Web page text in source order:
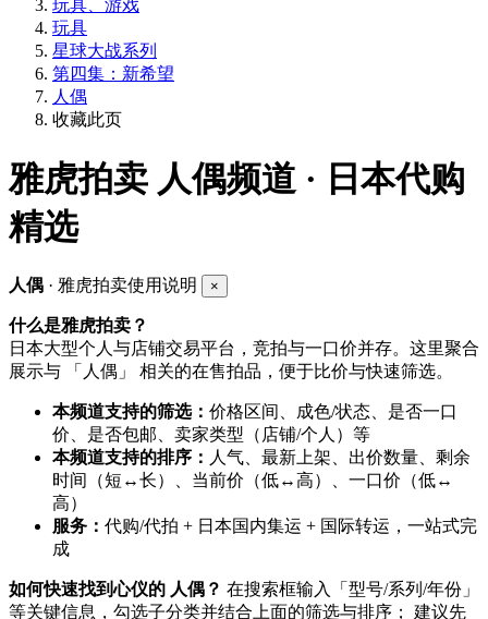
玩具、游戏
玩具
星球大战系列
第四集：新希望
人偶
收藏此页
雅虎拍卖 人偶频道 · 日本代购
精选
人偶 · 雅虎拍卖使用说明 ×
什么是雅虎拍卖？
日本大型个人与店铺交易平台，竞拍与一口价并存。这里聚合
展示与 「人偶」 相关的在售拍品，便于比价与快速筛选。
本频道支持的筛选： 价格区间、成色/状态、是否一口
价、是否包邮、卖家类型（店铺/个人）等
本频道支持的排序： 人气、最新上架、出价数量、剩余
时间（短↔长）、当前价（低↔高）、一口价（低↔
高）
服务： 代购/代拍 + 日本国内集运 + 国际转运，一站式完
成
如何快速找到心仪的 人偶？ 在搜索框输入「型号/系列/年份」
等关键信息，勾选子分类并结合上面的筛选与排序； 建议先